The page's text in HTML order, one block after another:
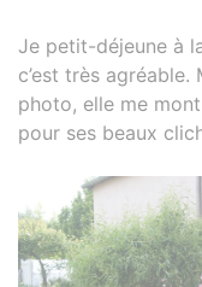
Je petit-déjeune à
c’est très
photo, elle me
pour ses beaux